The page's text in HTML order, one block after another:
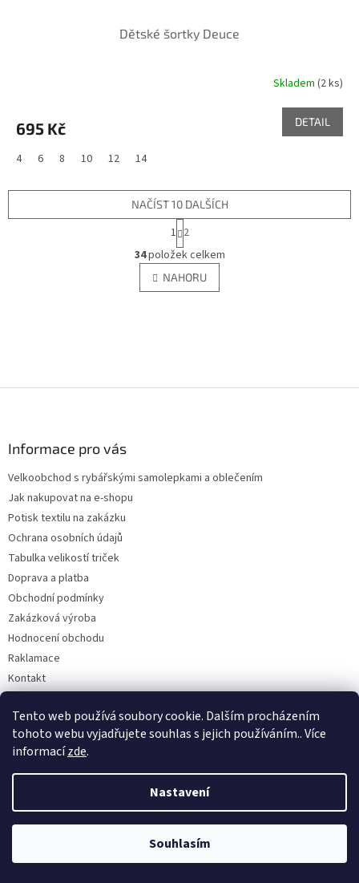
Tento web používá soubory cookie. Dalším procházením
tohoto webu vyjadřujete souhlas s jejich používáním.. Více
informacízde.
Nastavení
Souhlasím
Dětské šortky Deuce
Skladem (2 ks)
695 Kč DETAIL
4 6 8 10 12 14
O
v
l
á
r
p
NAČÍST 10 DALŠÍCH
S
t
r
á
n
k
1 2
34položek celkem
NAHORU
Informace pro vás
Velkoobchod s rybářskými samolepkami a oblečením
Jak nakupovat na e-shopu
Potisk textilu na zakázku
Ochrana osobních údajů
Tabulka velikostí triček
Doprava a platba
Obchodní podmínky
Zakázková výroba
Hodnocení obchodu
Raklamace
Kontakt
Kontakt
obchod@rybarskesamolepky.cz
rybarskesamolepky.cz/